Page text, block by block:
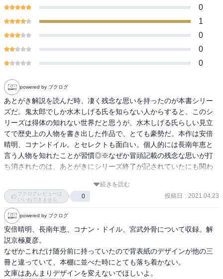
0
1
0
0
0
powered by ブクログ
あとがき解説を読んだ時、凄く残念な思いを持ったのが本書シリー
ズだ。鬼太郎でしか水木しげる氏を知らない人からすると、このシ
リーズは得体の知れない世界だと思うが、水木しげる氏らしい見立
てで歴史上の人物を書き出した作品で、とても豪勢だ。本作は安倍
晴明、コナンドイル。とセレクトも面白い。個人的には長南年恵と
言う人物を知れたことが習慣◎※なぜか冒頭記載の残念な思いが打
ち消されたのは、あとがきにシリーズ終了が記されていたにも関わ
実。どーしてシリーズ継続になったのかその経緯を知りたい。と言
うのは、私の性でしょうかw
続きを読む
ブクログレビューは
いいねできません
0 投稿日 : 2021.04.23
powered by ブクログ
安倍晴明、長南年恵、コナン・ドイル、宮武外骨について収録。解
説京極夏彦。
なぜかこれだけ随分前に持っていたので背表紙のデザインが他の三
冊と違っていて、本棚に並べた時にとても落ち着かない。
文庫はあんまりデザインを変えないでほしいよ。